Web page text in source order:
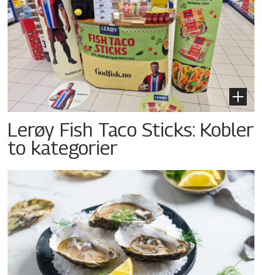
Lerøy Fish Taco Sticks: Kobler
to kategorier